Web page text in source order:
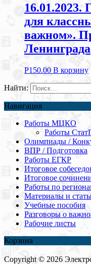
16.01.2023.
для
важном».
Ленинграда
Р150.00 В корзину
Найти:
Навигация
Работы МЦКО
Работы
Олимпиады /
ВПР / Подготовка
Работы ЕГКР
Итоговое
Итоговое
Работы по
Материалы и
Учебные пособия
Разговоры о
Рабочие листы
Корзина
Copyright © 2026